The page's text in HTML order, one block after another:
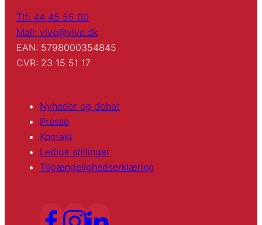
Tlf: 44 45 55 00
Mail: vive@vive.dk
EAN: 5798000354845
CVR: 23 15 51 17
Nyheder og debat
Presse
Kontakt
Ledige stillinger
Tilgængelighedserklæring